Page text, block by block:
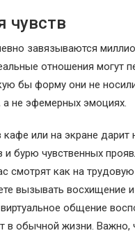
чувств
завязываются
отношения могут
бы форму они не
не эфемерных эмоциях.
кафе или на экране дарит
бурю чувственных
смотрят как на
вызывать восхищение
общение
в обычной жизни.